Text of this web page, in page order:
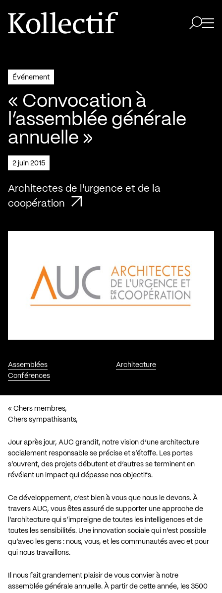
Aller à la page d'accueil
Logo Kollectif
Événement
« Convocation à
l’assemblée générale
annuelle »
2 juin 2015
Architectes de l'urgence et de la
coopération
Assemblées
Conférences
Architecture
« Chers membres,
Chers sympathisants,
Jour après jour, AUC grandit, notre vision d’une architecture
socialement responsable se précise et s’étoffe. Les portes
s’ouvrent, des projets débutent et d’autres se terminent en
révélant un impact qui dépasse nos objectifs.
Ce développement, c’est bien à vous que nous le devons. À
travers AUC, vous êtes assuré de supporter une approche de
l’architecture qui s’impreigne de toutes les intelligences et de
toutes les sensibilités. Une innovation sociale qui n’est possible
qu’avec les gens : nous, vous, et les communautés avec et pour
qui nous travaillons.
Il nous fait grandement plaisir de vous convier à notre
assemblée générale annuelle. À partir de cette année, les 3500